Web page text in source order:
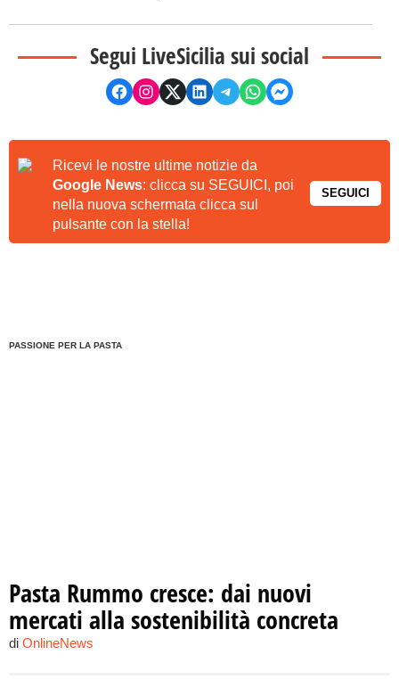
Segui LiveSicilia sui social
Ricevi le nostre ultime notizie da
Google News: clicca su SEGUICI, poi
nella nuova schermata clicca sul
pulsante con la stella!
SEGUICI
PASSIONE PER LA PASTA
Pasta Rummo cresce: dai nuovi
mercati alla sostenibilità concreta
di OnlineNews